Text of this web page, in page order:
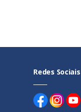
Redes Sociais